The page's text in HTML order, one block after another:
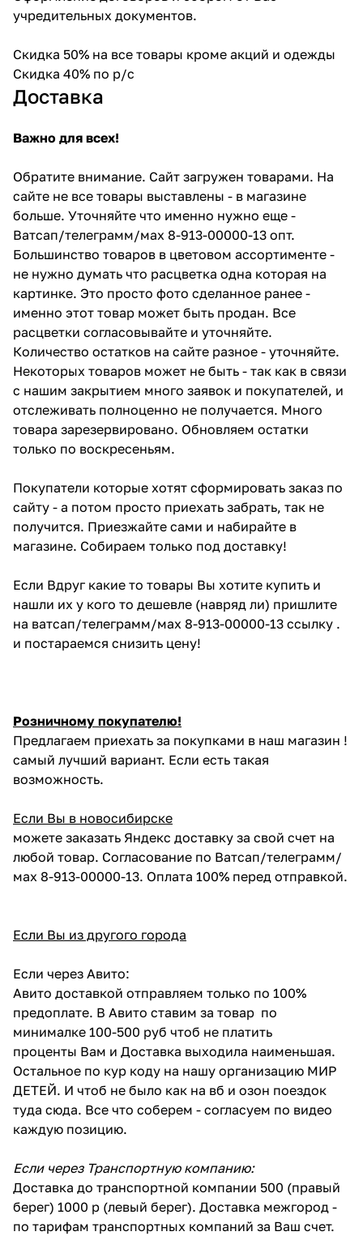
учредительных документов.
Скидка 50% на все товары кроме акций и одежды
Скидка 40% по р/с
Доставка
Важно для всех!
Обратите внимание. Сайт загружен товарами. На
сайте не все товары выставлены - в магазине
больше. Уточняйте что именно нужно еще -
Ватсап/телеграмм/мах 8-913-00000-13 опт.
Большинство товаров в цветовом ассортименте -
не нужно думать что расцветка одна которая на
картинке. Это просто фото сделанное ранее -
именно этот товар может быть продан. Все
расцветки согласовывайте и уточняйте.
Количество остатков на сайте разное - уточняйте.
Некоторых товаров может не быть - так как в связи
с нашим закрытием много заявок и покупателей, и
отслеживать полноценно не получается. Много
товара зарезервировано. Обновляем остатки
только по воскресеньям.
Покупатели которые хотят сформировать заказ по
сайту - а потом просто приехать забрать, так не
получится. Приезжайте сами и набирайте в
магазине. Собираем только под доставку!
Если Вдруг какие то товары Вы хотите купить и
нашли их у кого то дешевле (навряд ли) пришлите
на ватсап/телеграмм/мах 8-913-00000-13 ссылку .
и постараемся снизить цену!
Розничному покупателю!
Предлагаем приехать за покупками в наш магазин !
самый лучший вариант. Если есть такая
возможность.
Если Вы в новосибирске
можете заказать Яндекс доставку за свой счет на
любой товар. Согласование по Ватсап/телеграмм/
мах 8-913-00000-13. Оплата 100% перед отправкой.
Если Вы из другого города
Если через Авито:
Авито доставкой отправляем только по 100%
предоплате. В Авито ставим за товар по
минималке 100-500 руб чтоб не платить
проценты Вам и Доставка выходила наименьшая.
Остальное по кур коду на нашу организацию МИР
ДЕТЕЙ. И чтоб не было как на вб и озон поездок
туда сюда. Все что соберем - согласуем по видео
каждую позицию.
Если через Транспортную компанию:
Доставка до транспортной компании 500 (правый
берег) 1000 р (левый берег). Доставка межгород -
по тарифам транспортных компаний за Ваш счет.